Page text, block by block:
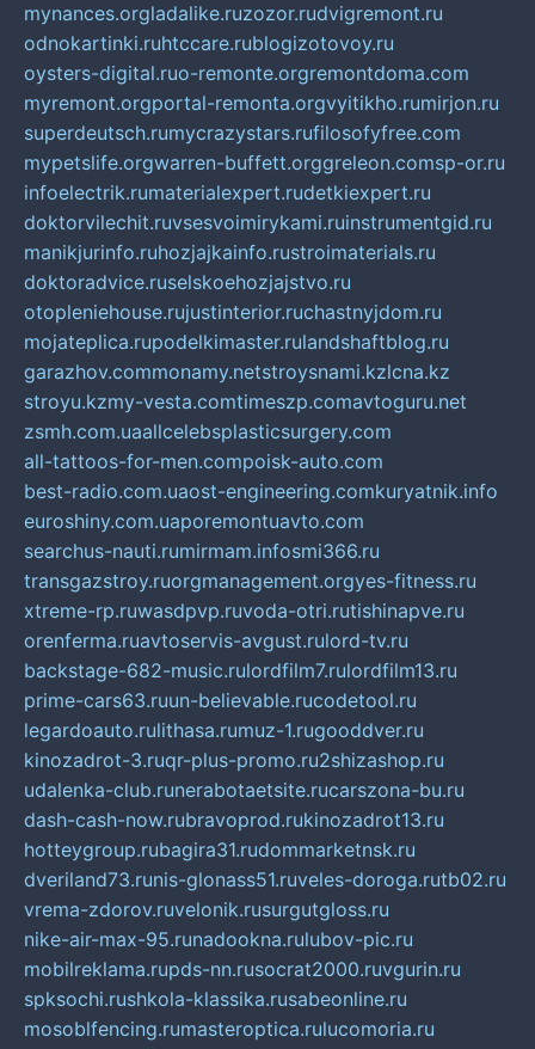
mynances.orgladalike.ruzozor.rudvigremont.ru
odnokartinki.ruhtccare.rublogizotovoy.ru
oysters-digital.ruo-remonte.orgremontdoma.com
myremont.orgportal-remonta.orgvyitikho.rumirjon.ru
superdeutsch.rumycrazystars.rufilosofyfree.com
mypetslife.orgwarren-buffett.orggreleon.comsp-or.ru
infoelectrik.rumaterialexpert.rudetkiexpert.ru
doktorvilechit.ruvsesvoimirykami.ruinstrumentgid.ru
manikjurinfo.ruhozjajkainfo.rustroimaterials.ru
doktoradvice.ruselskoehozjajstvo.ru
otopleniehouse.rujustinterior.ruchastnyjdom.ru
mojateplica.rupodelkimaster.rulandshaftblog.ru
garazhov.commonamy.netstroysnami.kzlcna.kz
stroyu.kzmy-vesta.comtimeszp.comavtoguru.net
zsmh.com.uaallcelebsplasticsurgery.com
all-tattoos-for-men.compoisk-auto.com
best-radio.com.uaost-engineering.comkuryatnik.info
euroshiny.com.uaporemontuavto.com
searchus-nauti.rumirmam.infosmi366.ru
transgazstroy.ruorgmanagement.orgyes-fitness.ru
xtreme-rp.ruwasdpvp.ruvoda-otri.rutishinapve.ru
orenferma.ruavtoservis-avgust.rulord-tv.ru
backstage-682-music.rulordfilm7.rulordfilm13.ru
prime-cars63.ruun-believable.rucodetool.ru
legardoauto.rulithasa.rumuz-1.rugooddver.ru
kinozadrot-3.ruqr-plus-promo.ru2shizashop.ru
udalenka-club.runerabotaetsite.rucarszona-bu.ru
dash-cash-now.rubravoprod.rukinozadrot13.ru
hotteygroup.rubagira31.rudommarketnsk.ru
dveriland73.runis-glonass51.ruveles-doroga.rutb02.ru
vrema-zdorov.ruvelonik.rusurgutgloss.ru
nike-air-max-95.runadookna.rulubov-pic.ru
mobilreklama.rupds-nn.rusocrat2000.ruvgurin.ru
spksochi.rushkola-klassika.rusabeonline.ru
mosoblfencing.rumasteroptica.rulucomoria.ru